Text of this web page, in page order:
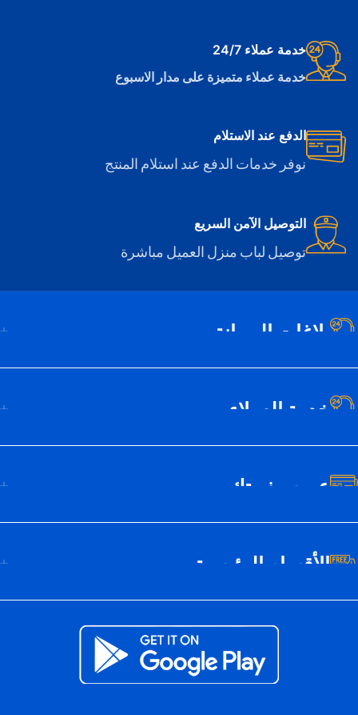
خدمة عملاء 24/7
خدمة عملاء متميزة على مدار الاسبوع
الدفع عند الاستلام
نوفر خدمات الدفع عند استلام المنتج
التوصيل الآمن السريع
توصيل لباب منزل العميل مباشرة
بلاغات الصيانة
خدمة العملاء
عن سيف تك
الأقسام الرئيسية